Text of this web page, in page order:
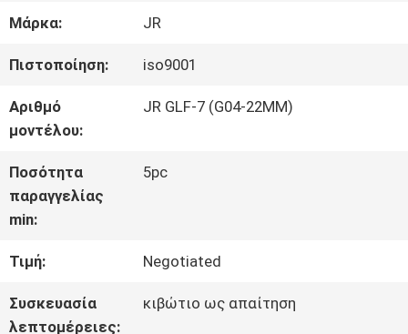
ΠΕΡΊΠΟΥ
ΕΜΕΊΣ
ΓΎΡΟΣ
ΕΡΓΟΣΤΑΣΊΩΝ
ΠΟΙΟΤΙΚΌΣ
ΈΛΕΓΧΟΣ
Μάρκα: JR
Πιστοποίηση: iso9001
Αριθμό
μοντέλου:
JR GLF-7 (G04-22MM)
Ποσότητα
παραγγελίας
min:
5pc
Τιμή: Negotiated
Συσκευασία
λεπτομέρειες:
κιβώτιο ως απαίτηση